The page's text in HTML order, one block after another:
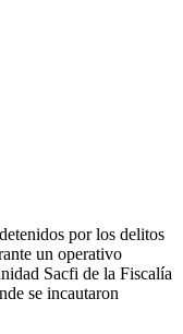
por los delitos
un operativo
Sacfi de la Fiscalía
se incautaron